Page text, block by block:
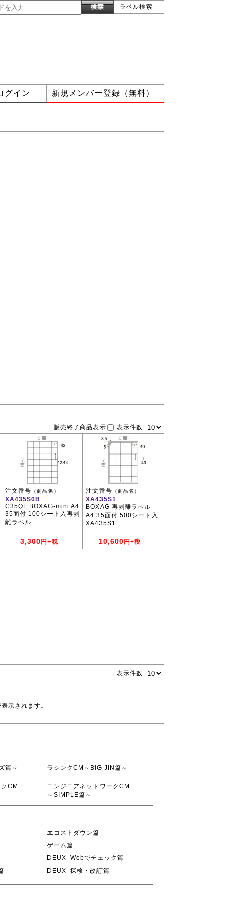
ラベル検索
グイン 新規メンバー登録（無料）
販売終了商品表示 表示件数
注文番号 （商品名）
XA435S0B
C35QF BOXAG-mini A4
35面付 100シート入再剥
離ラベル
3,300 円+税
注文番号 （商品名）
XA435S1
BOXAG 再剥離ラベル
A4 35面付 500シート入
XA435S1
10,600 円+税
表示件数
示されます。
篇～ ラシンクCM～BIG JIN篇～
CM
ニンジニアネットワークCM
～SIMPLE篇～
エコストダウン篇
ゲーム篇
DEUX_Webでチェック篇
DEUX_探検・改訂篇